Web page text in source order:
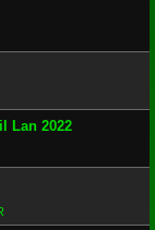
Lan 2022